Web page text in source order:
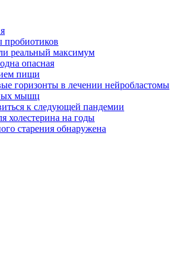
пробиотиков
реальный максимум
опасная
пищи
горизонты в лечении нейробластомы
мышц
к следующей пандемии
холестерина на годы
старения обнаружена